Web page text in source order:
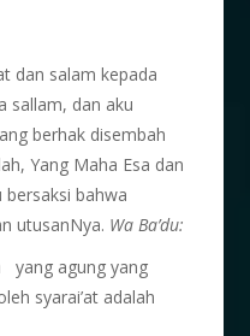
dan salam kepada
sallam, dan aku
berhak disembah
Yang Maha Esa dan
bahwa
utusanNya. Wa Ba’du:
yang agung yang
syarai’at adalah